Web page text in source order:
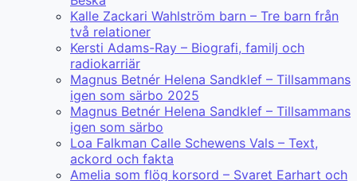
Kalle Zackari Wahlström barn – Tre barn från
två relationer
Kersti Adams-Ray – Biografi, familj och
radiokarriär
Magnus Betnér Helena Sandklef – Tillsammans
igen som särbo 2025
Magnus Betnér Helena Sandklef – Tillsammans
igen som särbo
Loa Falkman Calle Schewens Vals – Text,
ackord och fakta
Amelia som flög korsord – Svaret Earhart och